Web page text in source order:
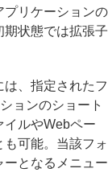
プリケーションの
期状態では拡張子
、指定されたフ
ョンのショート
イルやWebペー
可能。当該フォ
ーとなるメニュー